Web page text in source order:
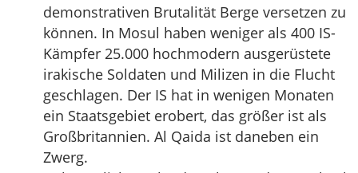
demonstrativen Brutalität Berge versetzen zu
können. In Mosul haben weniger als 400 IS-
Kämpfer 25.000 hochmodern ausgerüstete
irakische Soldaten und Milizen in die Flucht
geschlagen. Der IS hat in wenigen Monaten
ein Staatsgebiet erobert, das größer ist als
Großbritannien. Al Qaida ist daneben ein
Zwerg.